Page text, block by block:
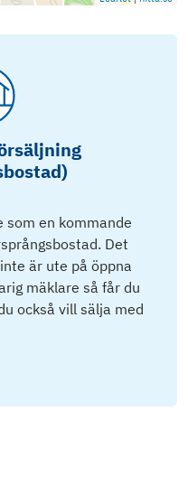
som en kommande
Det
är ute på öppna
mäklare så får du
också vill sälja med